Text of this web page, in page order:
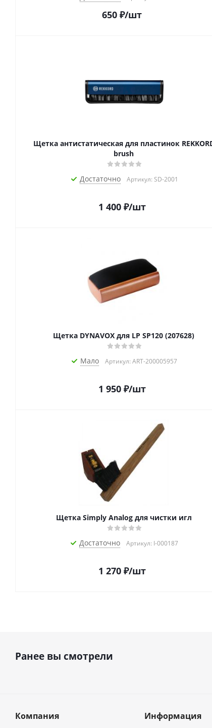
650 ₽/шт
Щетка антистатическая для пластинок
brush
Достаточно Артикул: SD-2001
1 400₽/шт
Щетка DYNAVOX для LP SP120 (207628)
Мало Артикул: ART-200005957
1 950₽/шт
Щетка Simply Analog для чистки игл
Достаточно Артикул: I-000187
1 270₽/шт
Ранее вы смотрели
Компания Информация